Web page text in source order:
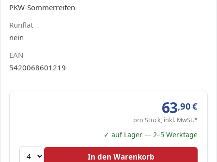
PKW-Sommerreifen
Runflat
nein
EAN
5420068601219
63,90€
pro Stück, inkl. MwSt.*
✓ auf Lager — 2–5 Werktage
In den Warenkorb